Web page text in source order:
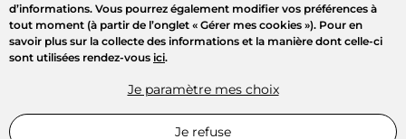
d’informations. Vous pourrez également modifier vos préférences à
tout moment (à partir de l’onglet « Gérer mes cookies »). Pour en
savoir plus sur la collecte des informations et la manière dont celle-ci
sont utilisées rendez-vous ici.
Je paramètre mes choix
Je refuse